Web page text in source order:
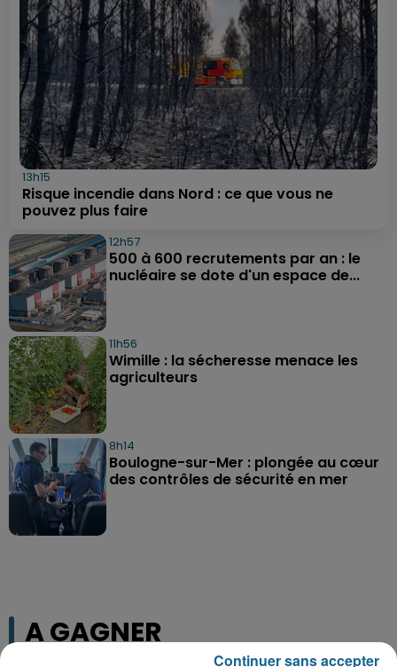
13h15
Risque incendie dans Nord : ce que vous ne
pouvez plus faire
12h57
500 à 600 recrutements par an : le
nucléaire se dote d'un espace de...
11h56
Wimille : la sécheresse menace les
agriculteurs
8h14
Boulogne-sur-Mer : plongée au cœur
des contrôles de sécurité en mer
A GAGNER
Continuer sans accepter